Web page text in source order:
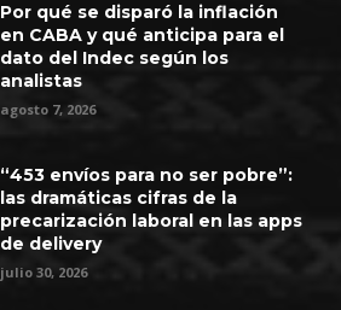
Por qué se disparó la inflación
en CABA y qué anticipa para el
dato del Indec según los
analistas
agosto 7, 2026
“453 envíos para no ser pobre”:
las dramáticas cifras de la
precarización laboral en las apps
de delivery
julio 30, 2026